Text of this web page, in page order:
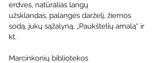
erdves, natūralias langų
užsklandas, palangės darželį, žiemos
sodą, jukų sąžalyną, „Paukštelių amalą“ ir
kt.
Marcinkonių bibliotekos